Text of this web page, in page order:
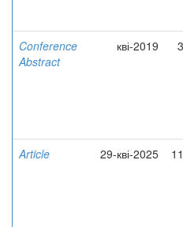
Conference
Abstract
кві-2019
Article 29-кві-2025